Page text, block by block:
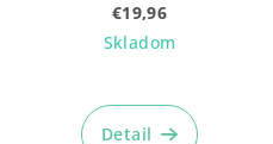
€19,96
Skladom
Detail